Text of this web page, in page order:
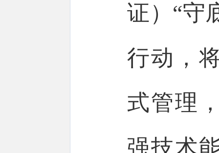
证）“守
行动，
式管理
强技术